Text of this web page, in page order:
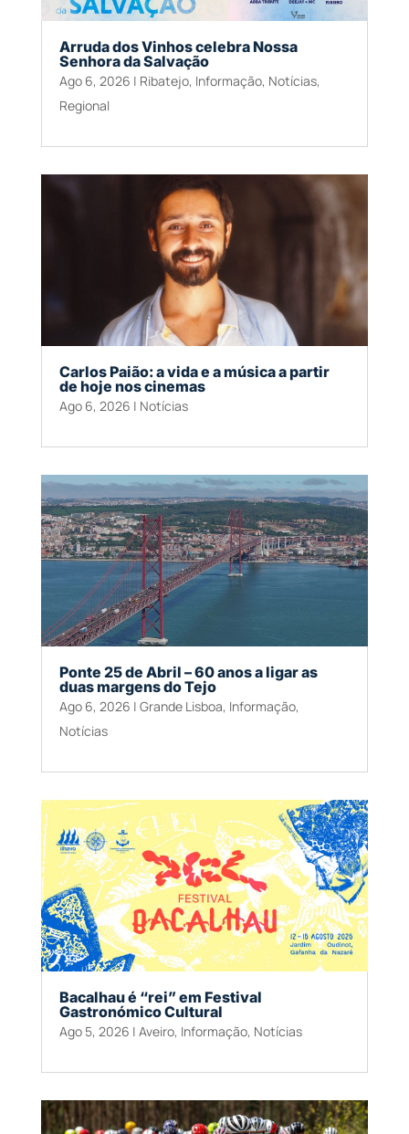
Arruda dos Vinhos celebra Nossa
Senhora da Salvação
Ago 6, 2026 | Ribatejo, Informação, Notícias,
Regional
Carlos Paião: a vida e a música a partir
de hoje nos cinemas
Ago 6, 2026 | Notícias
Ponte 25 de Abril – 60 anos a ligar as
duas margens do Tejo
Ago 6, 2026 | Grande Lisboa, Informação,
Notícias
Bacalhau é “rei” em Festival
Gastronómico Cultural
Ago 5, 2026 | Aveiro, Informação, Notícias